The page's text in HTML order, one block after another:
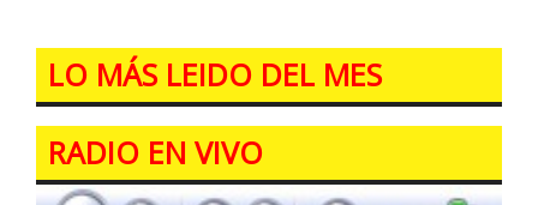
LO MÁS LEIDO DEL MES
RADIO EN VIVO